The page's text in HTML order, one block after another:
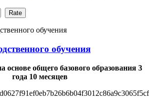
обучения
основе общего базового образования 3
года 10 месяцев